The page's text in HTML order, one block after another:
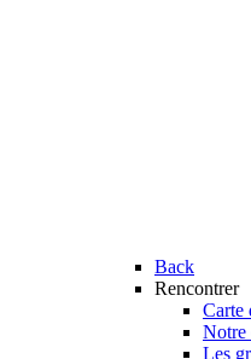
Back
Rencontrer
Carte
Notre
Les